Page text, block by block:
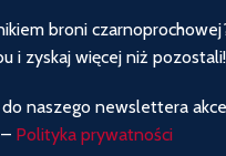
broni
i zyskaj więcej niż pozostali!
do naszego newslettera
Polityka prywatności